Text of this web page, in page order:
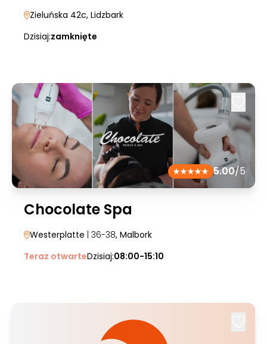
Zieluńska 42c, Lidzbark
Dzisiaj:zamknięte
5.00/5
Chocolate Spa
Westerplatte | 36-38, Malbork
Teraz otwarteDzisiaj:08:00-15:10